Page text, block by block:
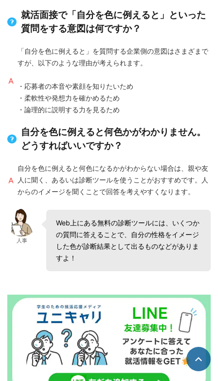
就活面接で「自分を色に例えると」といった
質問をする意図は何ですか？
「自分を色に例えると」を質問する企業側の意図はさまざまで
すが、以下のような理由が考えられます。
・応募者の本音や素顔を知りたいため
・柔軟性や発想力を確かめるため
・論理的に説明する力を見るため
自分を色に例えると何色かがわかりません。
どうすればいいですか？
自分を色に例えると何色になるかがわからない場合は、親や友
人に聞く、あるいは診断ツールを使うことがおすすめです。人
からのイメージを聞くことで回答を考えやすくなります。
人事
Web上にある無料の診断ツールには、いくつか
の質問に答えることで、自分の性格をイメージ
した色が診断結果として出るものなどがありま
すよ！